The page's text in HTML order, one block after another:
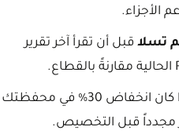
الأجزاء.
تسلا قبل أن تقرأ آخر تقرير
إذا كان انخفاض 30% في محفظتك
مجدداً قبل التخصيص.